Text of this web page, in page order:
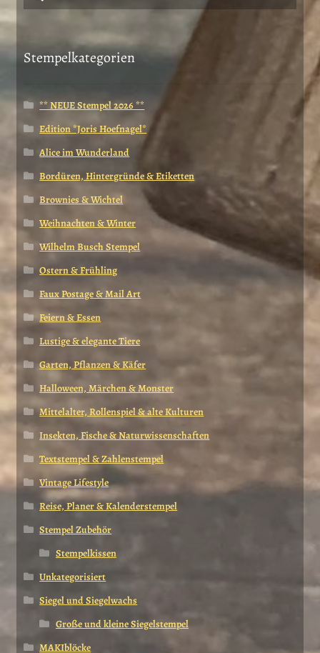
nach:
Stempelkategorien
** NEUE Stempel 2026 **
Edition *Joris Hoefnagel*
Alice im Wunderland
Bordüren, Hintergründe & Etiketten
Brownies & Wichtel
Weihnachten & Winter
Wilhelm Busch Stempel
Ostern & Frühling
Faux Postage & Mail Art
Feiern & Essen
Lustige & elegante Tiere
Garten, Pflanzen & Käfer
Halloween, Märchen & Monster
Mittelalter, Rollenspiel & alte Kulturen
Insekten, Fische & Naturwissenschaften
Textstempel & Zahlenstempel
Vintage Lifestyle
Reise, Planer & Kalenderstempel
Stempel Zubehör
Stempelkissen
Unkategorisiert
Siegel und Siegelwachs
Große und kleine Siegelstempel
MAKIblöcke